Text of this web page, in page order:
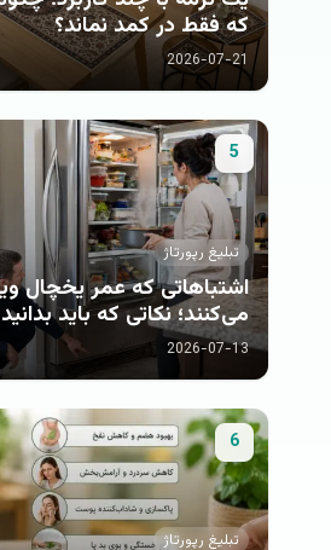
که فقط در کمد نماند؟
2026-07-21
5
تبلیغ رپورتاژ
اشتباهاتی که عمر یخچال
می‌کنند؛ نکاتی که باید بدانید
2026-07-13
6
تبلیغ رپورتاژ